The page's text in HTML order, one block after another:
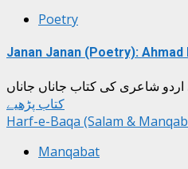
Poetry
Janan Janan (Poetry): Ahmad
شاعری کی کتاب جاناں جاناں
کتاب پڑھیے
Harf-e-Baqa (Salam &
Manqabat